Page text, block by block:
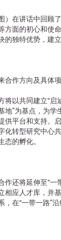
）在讲话中回顾
方面的初心和使
的独特优势，建
合作方向及具体
将以共同建立“启
地”为基点，为
供平台和支持。
化转型研究中心
态的孵化。
作还将延伸至“
相应人才库，并
，在“一带一路”